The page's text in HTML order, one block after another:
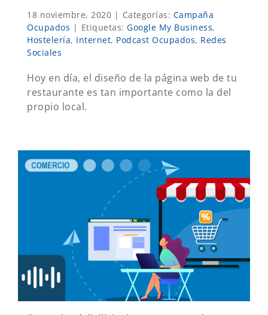
18 noviembre, 2020 | Categorías: Campaña
Ocupados | Etiquetas: Google My Business,
Hostelería, Internet, Podcast Ocupados, Redes
Sociales
Hoy en día, el diseño de la página web de tu
restaurante es tan importante como la del
propio local.